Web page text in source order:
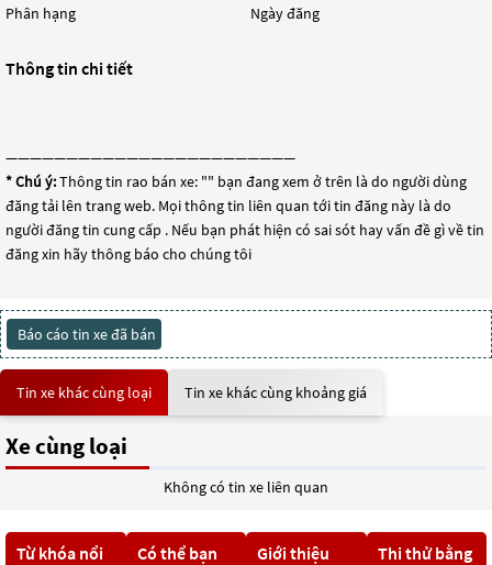
Phân hạng Ngày đăng
Thông tin chi tiết
————————————————————————
* Chú ý:Thông tin rao bán xe: "" bạn đang xem ở trên là do người dùng
đăng tải lên trang web. Mọi thông tin liên quan tới tin đăng này là do
người đăng tin cung cấp . Nếu bạn phát hiện có sai sót hay vấn đề gì về tin
đăng xin hãy thông báo cho chúng tôi
Báo cáo tin xe đã bán
Tin xe khác cùng loại Tin xe khác cùng khoảng giá
Xe cùng loại
Không có tin xe liên quan
Từ khóa nổi
Có thể bạn
Giới thiệu
Thi thử bằng